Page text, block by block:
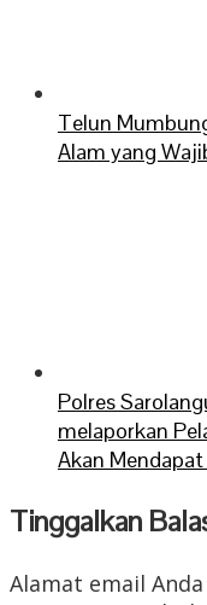
Telun
Alam yang
Polres
melaporkan
Akan
Tinggalkan
Alamat email